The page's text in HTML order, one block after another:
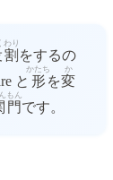
割
わり
をするの
と 形
かたち
を変
か
門
もん
です。